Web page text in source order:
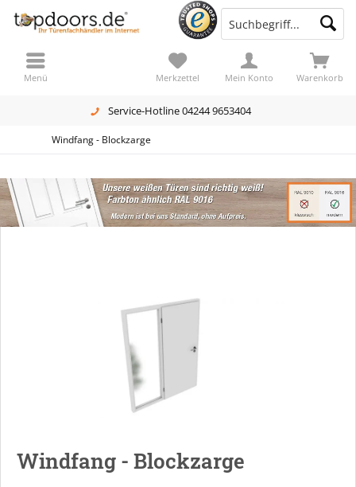
Service-Hotline 04244 9653404
Warenkorb
Merkzettel Mein Konto
Menü
Windfang - Blockzarge
Windfang - Blockzarge